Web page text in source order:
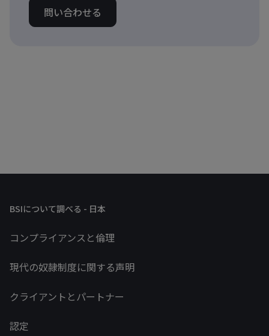
問い合わせる
BSIについて調べる - 日本
コンプライアンスと倫理
現代の奴隷制度に関する声明
クライアントとパートナー
認定